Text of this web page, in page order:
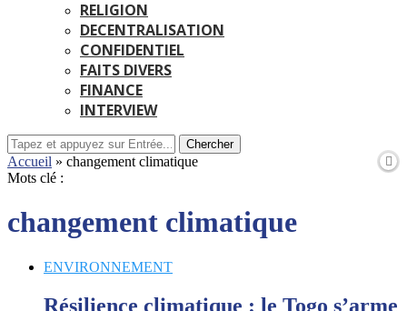
RELIGION
DECENTRALISATION
CONFIDENTIEL
FAITS DIVERS
FINANCE
INTERVIEW
Chercher
Accueil » changement climatique
Mots clé :
changement climatique
ENVIRONNEMENT
Résilience climatique : le Togo s’arme